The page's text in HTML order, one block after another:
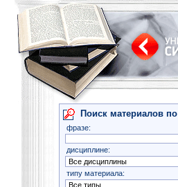
Поиск материалов по
фразе:
дисциплине:
типу материала: